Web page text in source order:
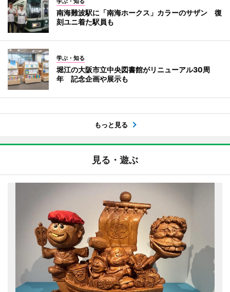
南海難波駅に「南海ホークス」カラーのサザン 復
刻ユニ着た駅員も
学ぶ・知る
堀江の大阪市立中央図書館がリニューアル30周
年 記念企画や展示も
もっと見る
見る・遊ぶ